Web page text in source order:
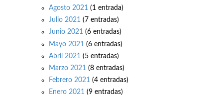
Agosto 2021 (1 entrada)
Julio 2021 (7 entradas)
Junio 2021 (6 entradas)
Mayo 2021 (6 entradas)
Abril 2021 (5 entradas)
Marzo 2021 (8 entradas)
Febrero 2021 (4 entradas)
Enero 2021 (9 entradas)